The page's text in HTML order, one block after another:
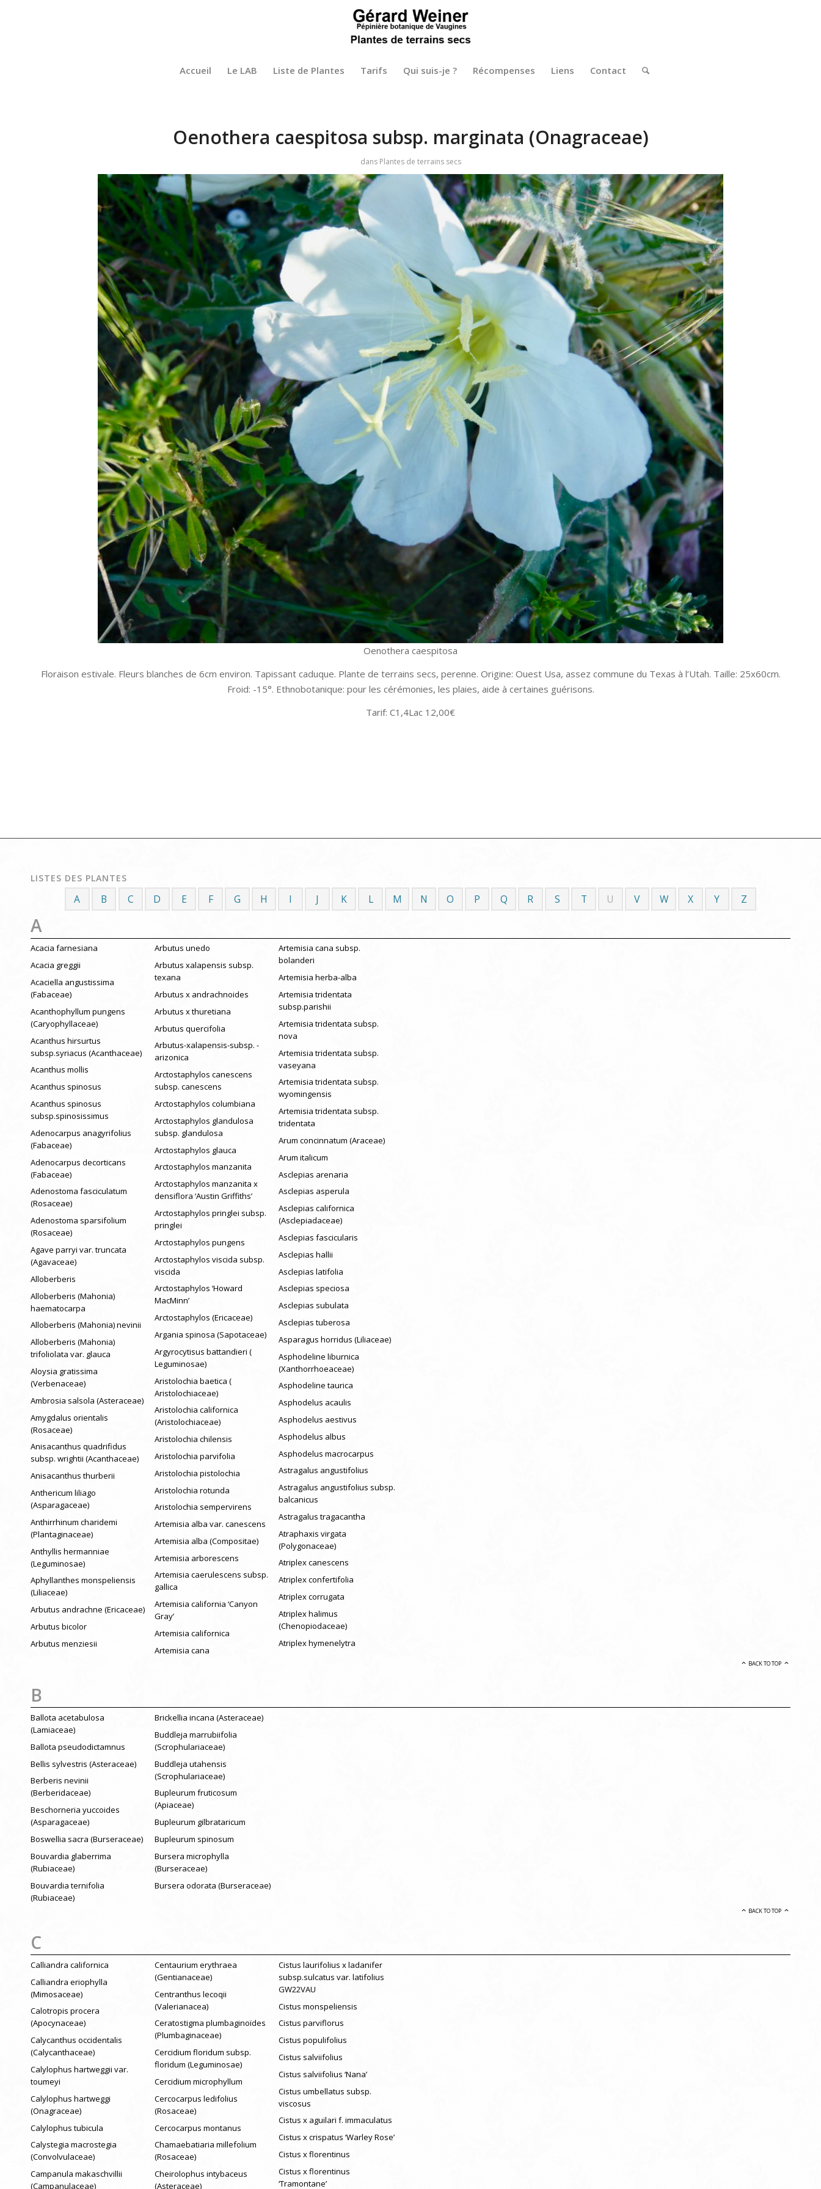
Accueil Le LAB Liste de Plantes Tarifs Qui suis-je ? Récompenses Liens Contact
Oenothera caespitosa subsp. marginata (Onagraceae)
dans Plantes de terrains secs
Oenothera caespitosa
Floraison estivale. Fleurs blanches de 6cm environ. Tapissant caduque. Plante de terrains secs, perenne. Origine: Ouest Usa, assez commune du Texas à l’Utah. Taille: 25x60cm.
Froid: -15°. Ethnobotanique: pour les cérémonies, les plaies, aide à certaines guérisons.
Tarif: C1,4Lac 12,00€
LISTES DES PLANTES
A B C D E F G H I J K L M N O P Q R S T U V W X Y Z
A
Acacia farnesiana
Acacia greggii
Acaciella angustissima
(Fabaceae)
Acanthophyllum pungens
(Caryophyllaceae)
Acanthus hirsurtus
subsp.syriacus (Acanthaceae)
Acanthus mollis
Acanthus spinosus
Acanthus spinosus
subsp.spinosissimus
Adenocarpus anagyrifolius
(Fabaceae)
Adenocarpus decorticans
(Fabaceae)
Adenostoma fasciculatum
(Rosaceae)
Adenostoma sparsifolium
(Rosaceae)
Agave parryi var. truncata
(Agavaceae)
Alloberberis
Alloberberis (Mahonia)
haematocarpa
Alloberberis (Mahonia) nevinii
Alloberberis (Mahonia)
trifoliolata var. glauca
Aloysia gratissima
(Verbenaceae)
Ambrosia salsola (Asteraceae)
Amygdalus orientalis
(Rosaceae)
Anisacanthus quadrifidus
subsp. wrightii (Acanthaceae)
Anisacanthus thurberii
Anthericum liliago
(Asparagaceae)
Anthirrhinum charidemi
(Plantaginaceae)
Anthyllis hermanniae
(Leguminosae)
Aphyllanthes monspeliensis
(Liliaceae)
Arbutus andrachne (Ericaceae)
Arbutus bicolor
Arbutus menziesii
Arbutus unedo
Arbutus xalapensis subsp.
texana
Arbutus x andrachnoides
Arbutus x thuretiana
Arbutus quercifolia
Arbutus-xalapensis-subsp. -
arizonica
Arctostaphylos canescens
subsp. canescens
Arctostaphylos columbiana
Arctostaphylos glandulosa
subsp. glandulosa
Arctostaphylos glauca
Arctostaphylos manzanita
Arctostaphylos manzanita x
densiflora ‘Austin Griffiths’
Arctostaphylos pringlei subsp.
pringlei
Arctostaphylos pungens
Arctostaphylos viscida subsp.
viscida
Arctostaphylos ‘Howard
MacMinn’
Arctostaphylos (Ericaceae)
Argania spinosa (Sapotaceae)
Argyrocytisus battandieri (
Leguminosae)
Aristolochia baetica (
Aristolochiaceae)
Aristolochia californica
(Aristolochiaceae)
Aristolochia chilensis
Aristolochia parvifolia
Aristolochia pistolochia
Aristolochia rotunda
Aristolochia sempervirens
Artemisia alba var. canescens
Artemisia alba (Compositae)
Artemisia arborescens
Artemisia caerulescens subsp.
gallica
Artemisia california ‘Canyon
Gray’
Artemisia californica
Artemisia cana
Artemisia cana subsp.
bolanderi
Artemisia herba-alba
Artemisia tridentata
subsp.parishii
Artemisia tridentata subsp.
nova
Artemisia tridentata subsp.
vaseyana
Artemisia tridentata subsp.
wyomingensis
Artemisia tridentata subsp.
tridentata
Arum concinnatum (Araceae)
Arum italicum
Asclepias arenaria
Asclepias asperula
Asclepias californica
(Asclepiadaceae)
Asclepias fascicularis
Asclepias hallii
Asclepias latifolia
Asclepias speciosa
Asclepias subulata
Asclepias tuberosa
Asparagus horridus (Liliaceae)
Asphodeline liburnica
(Xanthorrhoeaceae)
Asphodeline taurica
Asphodelus acaulis
Asphodelus aestivus
Asphodelus albus
Asphodelus macrocarpus
Astragalus angustifolius
Astragalus angustifolius subsp.
balcanicus
Astragalus tragacantha
Atraphaxis virgata
(Polygonaceae)
Atriplex canescens
Atriplex confertifolia
Atriplex corrugata
Atriplex halimus
(Chenopiodaceae)
Atriplex hymenelytra
BACK TO TOP
B
Ballota acetabulosa
(Lamiaceae)
Ballota pseudodictamnus
Bellis sylvestris (Asteraceae)
Berberis nevinii
(Berberidaceae)
Beschorneria yuccoides
(Asparagaceae)
Boswellia sacra (Burseraceae)
Bouvardia glaberrima
(Rubiaceae)
Bouvardia ternifolia
(Rubiaceae)
Brickellia incana (Asteraceae)
Buddleja marrubiifolia
(Scrophulariaceae)
Buddleja utahensis
(Scrophulariaceae)
Bupleurum fruticosum
(Apiaceae)
Bupleurum gilbrataricum
Bupleurum spinosum
Bursera microphylla
(Burseraceae)
Bursera odorata (Burseraceae)
BACK TO TOP
C
Calliandra californica
Calliandra eriophylla
(Mimosaceae)
Calotropis procera
(Apocynaceae)
Calycanthus occidentalis
(Calycanthaceae)
Calylophus hartweggii var.
toumeyi
Calylophus hartweggi
(Onagraceae)
Calylophus tubicula
Calystegia macrostegia
(Convolvulaceae)
Campanula makaschvillii
(Campanulaceae)
Centaurium erythraea
(Gentianaceae)
Centranthus lecoqii
(Valerianacea)
Ceratostigma plumbaginoïdes
(Plumbaginaceae)
Cercidium floridum subsp.
floridum (Leguminosae)
Cercidium microphyllum
Cercocarpus ledifolius
(Rosaceae)
Cercocarpus montanus
Chamaebatiaria millefolium
(Rosaceae)
Cheirolophus intybaceus
(Asteraceae)
Cistus laurifolius x ladanifer
subsp.sulcatus var. latifolius
GW22VAU
Cistus monspeliensis
Cistus parviflorus
Cistus populifolius
Cistus salviifolius
Cistus salviifolius ‘Nana’
Cistus umbellatus subsp.
viscosus
Cistus x aguilari f. immaculatus
Cistus x crispatus ‘Warley Rose’
Cistus x florentinus
Cistus x florentinus
‘Tramontane’